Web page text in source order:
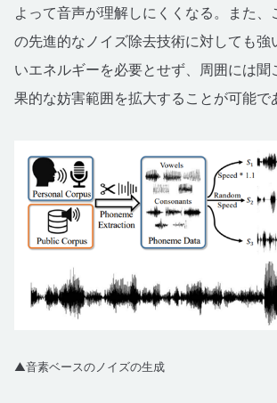
よって音声が理解しにくくなる。また、
の先進的なノイズ除去技術に対しても強
いエネルギーを必要とせず、周囲には聞
果的な妨害範囲を拡大することが可能で
▲音素ベースのノイズの生成